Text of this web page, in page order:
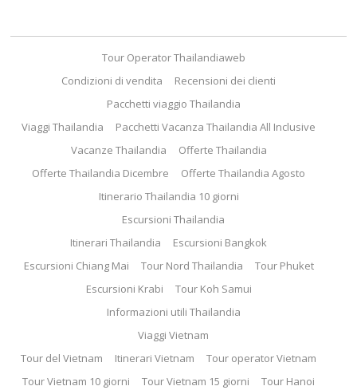
Tour Operator Thailandiaweb
Condizioni di vendita
Recensioni dei clienti
Pacchetti viaggio Thailandia
Viaggi Thailandia
Pacchetti Vacanza Thailandia All Inclusive
Vacanze Thailandia
Offerte Thailandia
Offerte Thailandia Dicembre
Offerte Thailandia Agosto
Itinerario Thailandia 10 giorni
Escursioni Thailandia
Itinerari Thailandia
Escursioni Bangkok
Escursioni Chiang Mai
Tour Nord Thailandia
Tour Phuket
Escursioni Krabi
Tour Koh Samui
Informazioni utili Thailandia
Viaggi Vietnam
Tour del Vietnam
Itinerari Vietnam
Tour operator Vietnam
Tour Vietnam 10 giorni
Tour Vietnam 15 giorni Tour Hanoi